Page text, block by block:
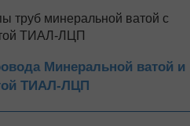
Минеральной ватой и
ТИАЛ-ЛЦП